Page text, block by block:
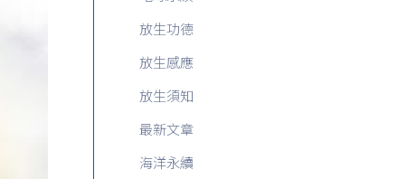
放生功德
放生感應
放生須知
最新文章
海洋永續